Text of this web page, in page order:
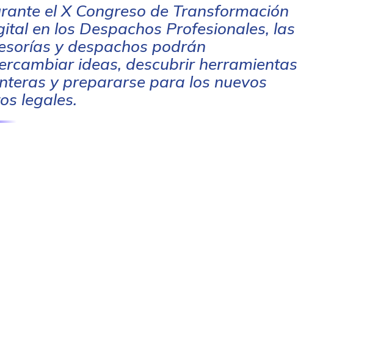
el X Congreso de Transformación
en los Despachos Profesionales, las
y despachos podrán
ideas, descubrir herramientas
y prepararse para los nuevos
legales.